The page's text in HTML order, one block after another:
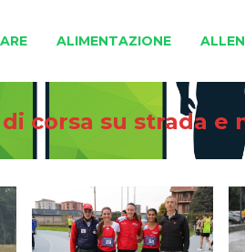
ALIMENTAZIONE
corsa su strada e